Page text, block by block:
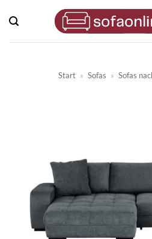
Inhalt
springen
Start » Sofas » Sofas